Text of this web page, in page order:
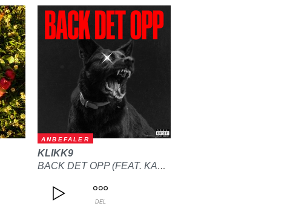
ANBEFALER
KLIKK9
BACK DET OPP (FEAT. KALLE)
DEL